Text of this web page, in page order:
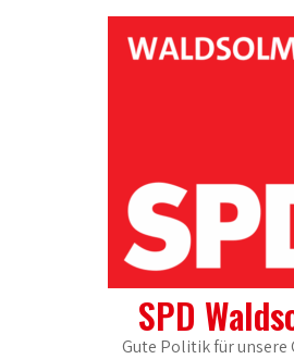
SPD
Gute Politik für unsere